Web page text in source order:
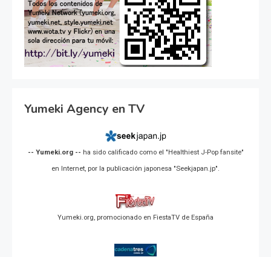
Yumeki Agency en TV
-- Yumeki.org -- ha sido calificado como el "Healthiest J-Pop fansite"
en Internet, por la publicación japonesa "Seekjapan.jp".
Yumeki.org, promocionado en FiestaTV de España